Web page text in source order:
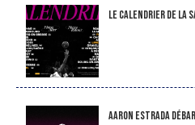
LE CALENDRIER DE LA
Aaron Estrada